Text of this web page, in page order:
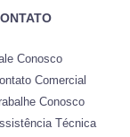
Conosco
Comercial
Conosco
Técnica